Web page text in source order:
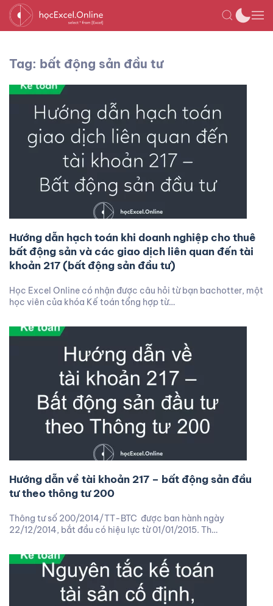
Tag: bất động sản đầu tư
Hướng dẫn hạch toán khi doanh nghiệp cho thuê
bất động sản và các giao dịch liên quan đến tài
khoản 217 (bất động sản đầu tư)
Học Excel Online có nhận được câu hỏi từ bạn bachotter, một
học viên của khóa Kế toán tổng hợp từ…
Hướng dẫn về tài khoản 217 – bất động sản đầu
tư theo thông tư 200
Thông tư số 200/2014/TT-BTC được ban hành ngày
22/12/2014, bắt đầu có hiệu lực từ 01/01/2015. Th…